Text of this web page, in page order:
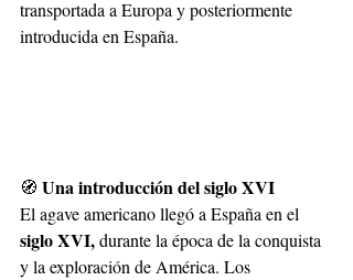
transportada a Europa y posteriormente
introducida en España.
🧭 Una introducción del siglo XVI
El agave americano llegó a España en el
siglo XVI,durante la época de la conquista
y la exploración de América. Los